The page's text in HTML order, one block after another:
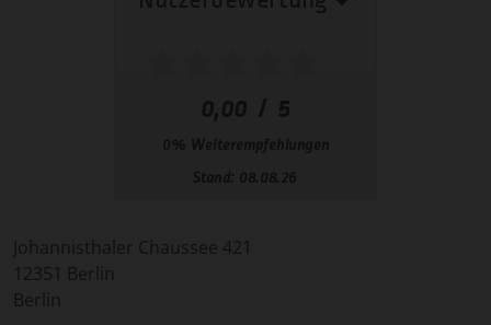
Johannisthaler Chaussee 421
12351
Berlin
Berlin